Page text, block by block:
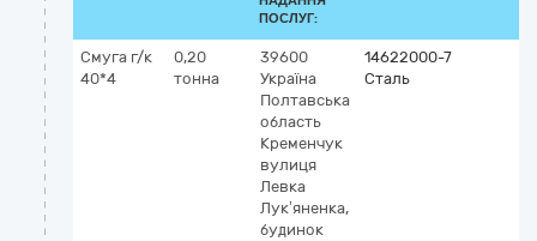
ПОСЛУГ:
Смуга г/к
40*4
0,20
тонна
39600
Україна
Полтавська
область
Кременчук
вулиця
Левка
Лук’яненка,
будинок
14622000-7
Сталь